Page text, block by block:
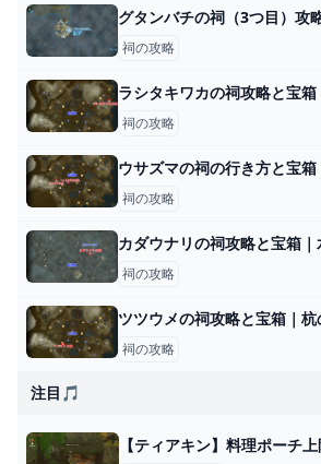
祠の攻略
ラシタキワカの祠攻略と宝
祠の攻略
ウサズマの祠の行き方と宝
祠の攻略
カダウナリの祠攻略と宝箱
祠の攻略
ツツウメの祠攻略と宝箱｜杭
祠の攻略
注目🎵